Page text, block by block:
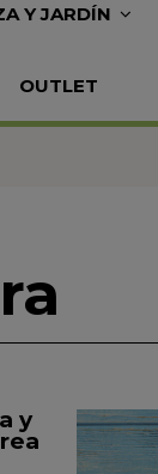
Y JARDÍN
OUTLET
y